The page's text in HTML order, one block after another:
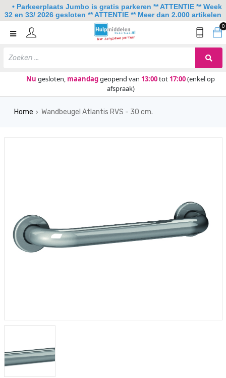
0
Nu gesloten, maandaggeopend van 13:00tot 17:00(enkel op
afspraak)
Home
Keuken
Home › Wandbeugel Atlantis RVS - 30 cm.
• Parkeerplaats Jumbo is gratis parkeren ** ATTENTIE ** Week
32 en 33/ 2026 gesloten ** ATTENTIE ** Meer dan 2.000 artikelen